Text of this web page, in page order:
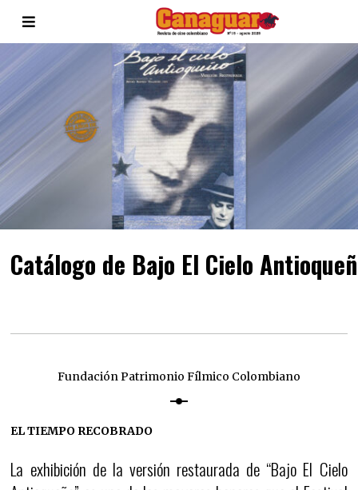
Catálogo de Bajo El Cielo
Fundación Patrimonio Fílmico Colombiano
EL TIEMPO RECOBRADO
La exhibición de la versión restaurada de “Bajo El Cielo